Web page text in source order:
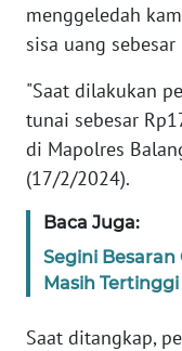
menggeledah
sisa uang
"Saat dilakukan
tunai sebesar
di Mapolres
(17/2/2024).
Baca Juga:
Segini Besaran
Masih Tertinggi
Saat ditangkap,
Wahana
News
Regional
WN